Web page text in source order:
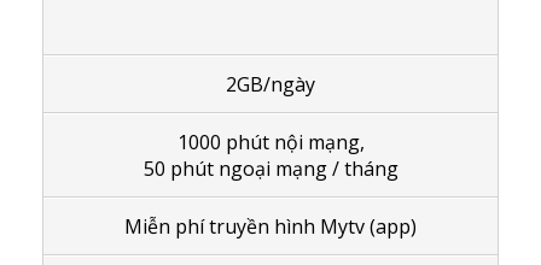
2GB/ngày
1000 phút nội mạng,
50 phút ngoại mạng / tháng
Miễn phí truyền hình Mytv (app)